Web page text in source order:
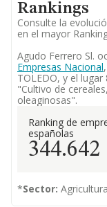
Rankings
Consulte la
en el mayor
Agudo Ferrero Sl.
Empresas Nacional
TOLEDO, y el
"Cultivo de
oleaginosas".
Ranking de
españolas
344.642
*Sector: Agricultura